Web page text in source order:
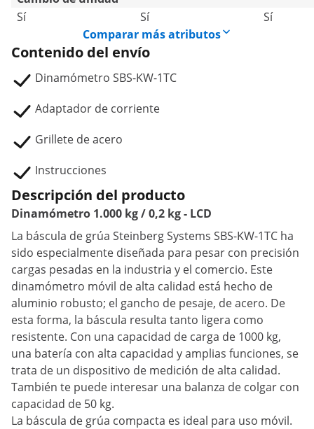
Sí
Sí
Sí
Comparar más atributos
Contenido del envío
Dinamómetro SBS-KW-1TC
Adaptador de corriente
Grillete de acero
Instrucciones
Descripción del producto
Dinamómetro 1.000 kg / 0,2 kg - LCD
La báscula de grúa Steinberg Systems SBS-KW-1TC ha
sido especialmente diseñada para pesar con precisión
cargas pesadas en la industria y el comercio. Este
dinamómetro móvil de alta calidad está hecho de
aluminio robusto; el gancho de pesaje, de acero. De
esta forma, la báscula resulta tanto ligera como
resistente. Con una capacidad de carga de 1000 kg,
una batería con alta capacidad y amplias funciones, se
trata de un dispositivo de medición de alta calidad.
También te puede interesar una balanza de colgar con
capacidad de 50 kg.
La báscula de grúa compacta es ideal para uso móvil.